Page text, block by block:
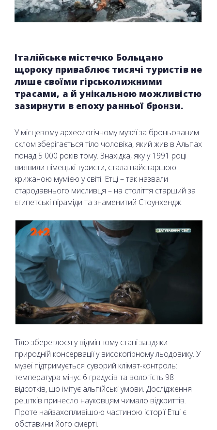
Італійське містечко Больцано
щороку приваблює тисячі туристів не
лише своїми гірськолижними
трасами, а й унікальною можливістю
зазирнути в епоху ранньої бронзи.
У місцевому археологічному музеї за броньованим
склом зберігається тіло чоловіка, який жив в Альпах
понад 5 000 років тому. Знахідка, яку у 1991 році
виявили німецькі туристи, стала найстаршою
крижаною мумією у світі. Етці – так назвали
стародавнього мисливця – на століття старший за
єгипетські піраміди та знаменитий Стоунхендж.
Тіло збереглося у відмінному стані завдяки
природній консервації у високогірному льодовику. У
музеї підтримується суворий клімат-контроль:
температура мінус 6 градусів та вологість 98
відсотків, що імітує альпійські умови. Дослідження
рештків принесло науковцям чимало відкриттів.
Проте найзахопливішою частиною історії Етці є
обставини його смерті.